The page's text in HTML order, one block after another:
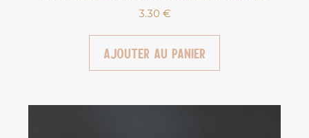
3.30 €
Ajouter au panier